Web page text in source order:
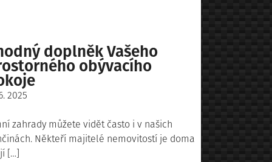
doplněk Vašeho
obývacího
2025
zahrady můžete vidět často i v našich
Někteří majitelé nemovitostí je doma
[…]